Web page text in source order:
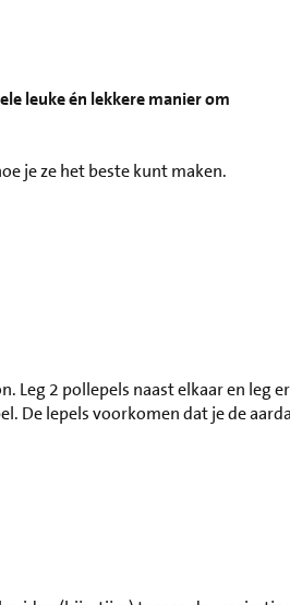
leuke én lekkere manier om
je ze het beste kunt maken.
Leg 2 pollepels naast elkaar en leg
De lepels voorkomen dat je de